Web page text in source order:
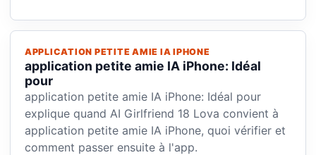
APPLICATION PETITE AMIE IA IPHONE
application petite amie IA iPhone: Idéal
pour
application petite amie IA iPhone: Idéal pour
explique quand AI Girlfriend 18 Lova convient à
application petite amie IA iPhone, quoi vérifier et
comment passer ensuite à l'app.